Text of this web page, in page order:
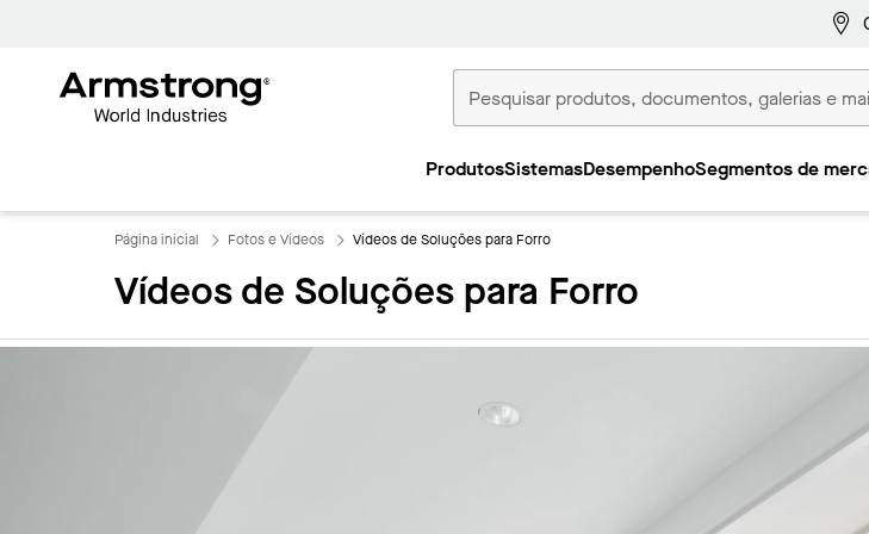
Início
ProdutosSistemasDesempenhoSegmentos de
Página inicial Fotos e Vídeos Vídeos de Soluções para Forro
Vídeos de Soluções para Forro